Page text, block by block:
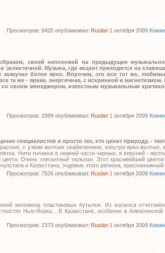
Просмотров: 9425 опубликовал:Ruslan 1 октября 2009
своей непохожей на предыдущие
Музыка, где акцент приходится на
более ярко. Впрочем, это все тот же,
та же - яркая, энергичная, с искринкой и магнетизмом.
со своим менеджером, известным музыкальным
Просмотров: 2999 опубликовал:Ruslan 1 октября 2009
специалистов и просто тех, кто ценит природу, -
с узким желтым окаймлением, изнутри ярко-желтые,
Нити тычинок в нижней части черные, в верхней -
Очень элегантный тюльпан. Этот красивейший цветок
и Казахстана, эндемик этого региона, краснокнижный
Просмотров: 7526 опубликовал:Ruslan 1 октября 2009
миллиона пластиковых бутылок. Из космоса
Нью-Йорка... В Казахстане, особенно в Алматинской
Просмотров: 2373 опубликовал:Ruslan 1 октября 2009